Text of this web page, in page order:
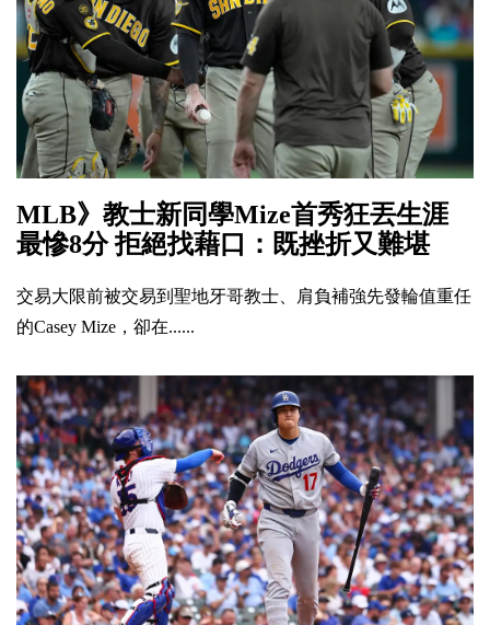
MLB》教士新同學Mize首秀狂丟生涯
最慘8分 拒絕找藉口：既挫折又難堪
交易大限前被交易到聖地牙哥教士、肩負補強先發輪值重任
的Casey Mize，卻在......